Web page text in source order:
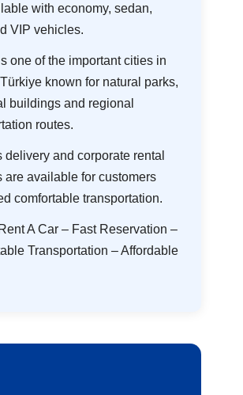
with economy, sedan,
VIP vehicles.
one of the important cities in
known for natural parks,
buildings and regional
routes.
delivery and corporate rental
are available for customers
comfortable transportation.
A Car – Fast Reservation –
Transportation – Affordable